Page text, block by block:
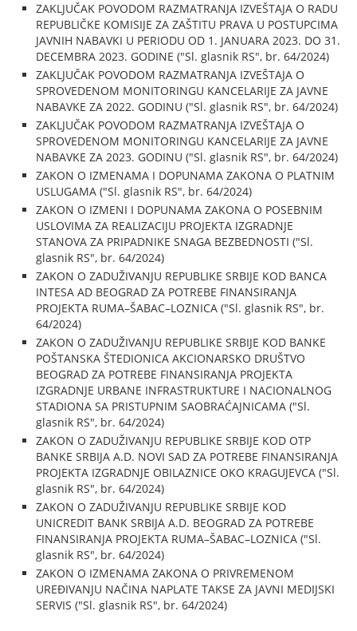
ZAKLJUČAK POVODOM RAZMATRANJA IZVEŠTAJA O RADU
REPUBLIČKE KOMISIJE ZA ZAŠTITU PRAVA U POSTUPCIMA
JAVNIH NABAVKI U PERIODU OD 1. JANUARA 2023. DO 31.
DECEMBRA 2023. GODINE ("Sl. glasnik RS", br. 64/2024)
ZAKLJUČAK POVODOM RAZMATRANJA IZVEŠTAJA O
SPROVEDENOM MONITORINGU KANCELARIJE ZA JAVNE
NABAVKE ZA 2022. GODINU ("Sl. glasnik RS", br. 64/2024)
ZAKLJUČAK POVODOM RAZMATRANJA IZVEŠTAJA O
SPROVEDENOM MONITORINGU KANCELARIJE ZA JAVNE
NABAVKE ZA 2023. GODINU ("Sl. glasnik RS", br. 64/2024)
ZAKON O IZMENAMA I DOPUNAMA ZAKONA O PLATNIM
USLUGAMA ("Sl. glasnik RS", br. 64/2024)
ZAKON O IZMENI I DOPUNAMA ZAKONA O POSEBNIM
USLOVIMA ZA REALIZACIJU PROJEKTA IZGRADNJE
STANOVA ZA PRIPADNIKE SNAGA BEZBEDNOSTI ("Sl.
glasnik RS", br. 64/2024)
ZAKON O ZADUŽIVANJU REPUBLIKE SRBIJE KOD BANCA
INTESA AD BEOGRAD ZA POTREBE FINANSIRANJA
PROJEKTA RUMA–ŠABAC–LOZNICA ("Sl. glasnik RS", br.
64/2024)
ZAKON O ZADUŽIVANJU REPUBLIKE SRBIJE KOD BANKE
POŠTANSKA ŠTEDIONICA AKCIONARSKO DRUŠTVO
BEOGRAD ZA POTREBE FINANSIRANJA PROJEKTA
IZGRADNJE URBANE INFRASTRUKTURE I NACIONALNOG
STADIONA SA PRISTUPNIM SAOBRAĆAJNICAMA ("Sl.
glasnik RS", br. 64/2024)
ZAKON O ZADUŽIVANJU REPUBLIKE SRBIJE KOD OTP
BANKE SRBIJA A.D. NOVI SAD ZA POTREBE FINANSIRANJA
PROJEKTA IZGRADNJE OBILAZNICE OKO KRAGUJEVCA ("Sl.
glasnik RS", br. 64/2024)
ZAKON O ZADUŽIVANJU REPUBLIKE SRBIJE KOD
UNICREDIT BANK SRBIJA A.D. BEOGRAD ZA POTREBE
FINANSIRANJA PROJEKTA RUMA–ŠABAC–LOZNICA ("Sl.
glasnik RS", br. 64/2024)
ZAKON O IZMENAMA ZAKONA O PRIVREMENOM
UREĐIVANJU NAČINA NAPLATE TAKSE ZA JAVNI MEDIJSKI
SERVIS ("Sl. glasnik RS", br. 64/2024)